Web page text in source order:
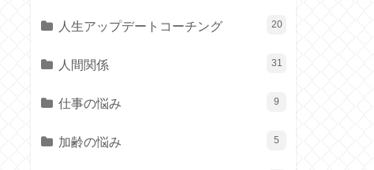
人生アップデートコーチング 20
人間関係 31
仕事の悩み 9
加齢の悩み 5